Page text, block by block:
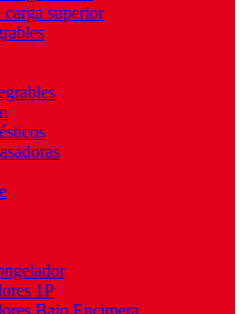
superior
1P
Bajo Encimera